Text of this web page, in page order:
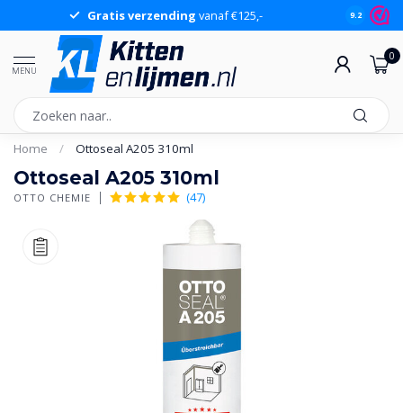
Gratis verzending vanaf €125,- 9.2
MENU
0
Home / Ottoseal A205 310ml
Ottoseal A205 310ml
OTTO CHEMIE (47)